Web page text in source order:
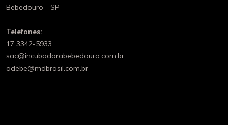
Bebedouro - SP
Telefones:
17 3342-5933
sac@incubadorabebedouro.com.br
adebe@mdbrasil.com.br